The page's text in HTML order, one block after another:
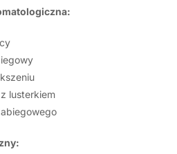
lusterkiem